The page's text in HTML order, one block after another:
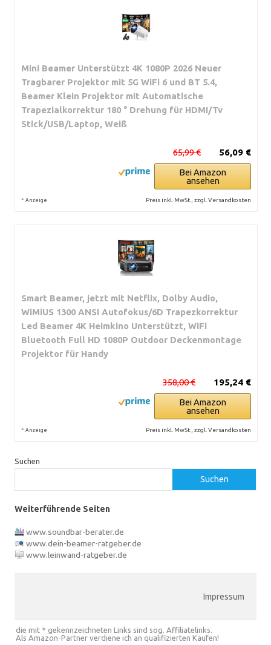
Mini Beamer Unterstützt 4K 1080P 2026 Neuer
Tragbarer Projektor mit 5G WiFi 6 und BT 5.4,
Beamer Klein Projektor mit Automatische
Trapezialkorrektur 180 ° Drehung für HDMI/Tv
Stick/USB/Laptop, Weiß
56,09 €
65,99 €
Bei Amazon
ansehen
* Anzeige Preis inkl. MwSt., zzgl. Versandkosten
Smart Beamer, jetzt mit Netflix, Dolby Audio,
WiMiUS 1300 ANSI Autofokus/6D Trapezkorrektur
Led Beamer 4K Heimkino Unterstützt, WiFi
Bluetooth Full HD 1080P Outdoor Deckenmontage
Projektor für Handy
195,24 €
358,00 €
Bei Amazon
ansehen
* Anzeige Preis inkl. MwSt., zzgl. Versandkosten
Suchen
Suchen
Weiterführende Seiten
www.soundbar-berater.de
www.dein-beamer-ratgeber.de
www.leinwand-ratgeber.de
Impressum
die mit * gekennzeichneten Links sind sog. Affiliatelinks.
Als Amazon-Partner verdiene ich an qualifizierten Käufen!